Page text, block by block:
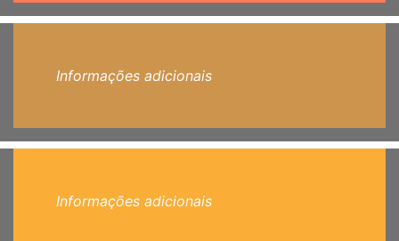
Informações adicionais
Informações adicionais